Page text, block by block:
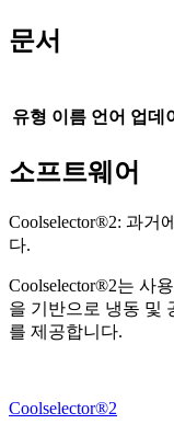
문서
유형 이름 언어 업데
소프트웨어
Coolselector®2: 과거
다.
Coolselector®2는 사
을 기반으로 냉동 및
를 제공합니다.
Coolselector®2